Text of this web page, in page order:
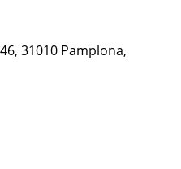
31010 Pamplona,